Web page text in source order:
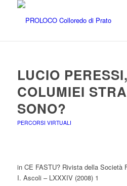
LUCIO
COLUMIEI
SONO?
PERCORSI VIRTUALI
in CE FASTU? Rivista della Società
I. Ascoli – LXXXIV (2008) 1